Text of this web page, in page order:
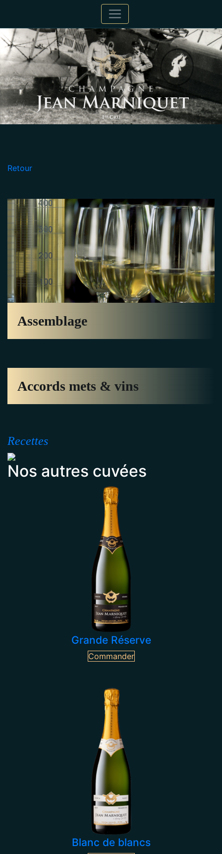
Retour
Assemblage
Accords mets & vins
Recettes
Nos autres cuvées
Grande Réserve
Commander
Blanc de blancs